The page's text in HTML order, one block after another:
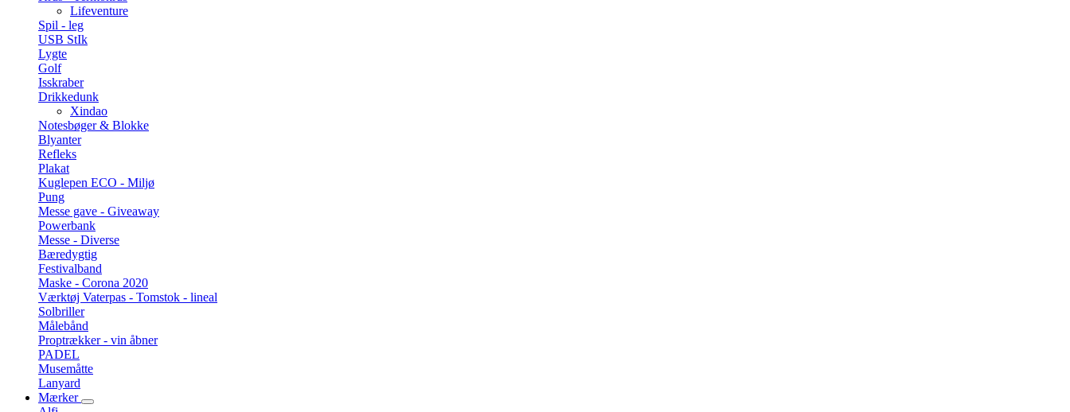
Lifeventure
Spil - leg
USB StIk
Lygte
Golf
Isskraber
Drikkedunk
Xindao
Notesbøger & Blokke
Blyanter
Refleks
Plakat
Kuglepen ECO - Miljø
Pung
Messe gave - Giveaway
Powerbank
Messe - Diverse
Bæredygtig
Festivalband
Maske - Corona 2020
Værktøj Vaterpas - Tomstok - lineal
Solbriller
Målebånd
Proptrækker - vin åbner
PADEL
Musemåtte
Lanyard
Mærker